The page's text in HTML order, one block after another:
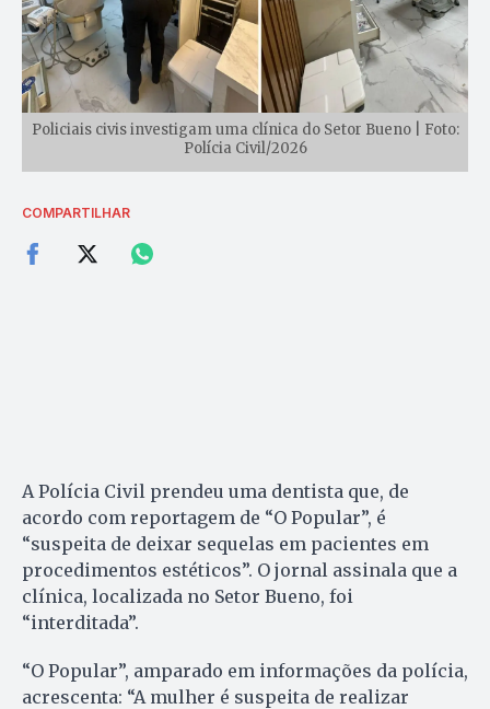
Policiais civis investigam uma clínica do Setor Bueno | Foto:
Polícia Civil/2026
COMPARTILHAR
A Polícia Civil prendeu uma dentista que, de
acordo com reportagem de “O Popular”, é
“suspeita de deixar sequelas em pacientes em
procedimentos estéticos”. O jornal assinala que a
clínica, localizada no Setor Bueno, foi
“interditada”.
“O Popular”, amparado em informações da polícia,
acrescenta: “A mulher é suspeita de realizar